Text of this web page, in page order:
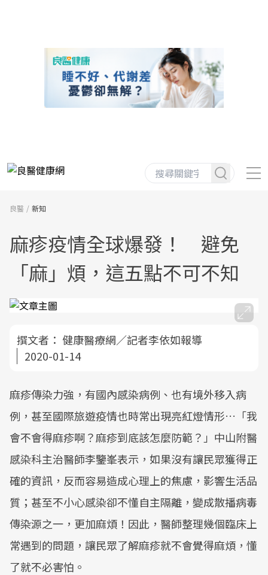
良醫 新知
麻疹疫情全球爆發！ 避免
「麻」煩，這五點不可不知
撰文者： 健康醫療網／記者李依如報導
2020-01-14
麻疹傳染力強，有國內感染病例、也有境外移入病
例，甚至國際旅遊疫情也時常出現亮紅燈情形…「我
會不會得麻疹啊？麻疹到底該怎麼防範？」中山附醫
感染科主治醫師李鑒峯表示，如果沒有讓民眾獲得正
確的資訊，反而容易造成心理上的焦慮，影響生活品
質；甚至不小心感染卻不懂自主隔離，變成散播病毒
傳染源之一，更加麻煩！因此，醫師整理幾個臨床上
常遇到的問題，讓民眾了解麻疹就不會覺得麻煩，懂
了就不必害怕。